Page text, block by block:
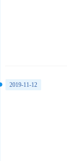
2019-11-12